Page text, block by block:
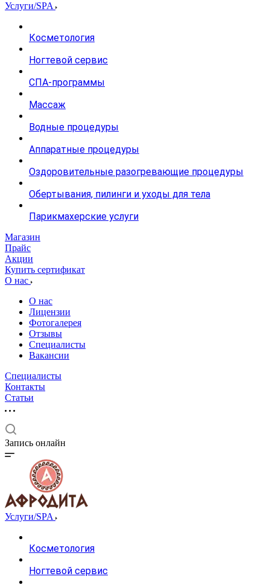
Услуги/SPA
Косметология
Ногтевой сервис
СПА-программы
Массаж
Водные процедуры
Аппаратные процедуры
Оздоровительные разогревающие процедуры
Обертывания, пилинги и уходы для тела
Парикмахерские услуги
Магазин
Прайс
Акции
Купить сертификат
О нас
О нас
Лицензии
Фотогалерея
Отзывы
Специалисты
Вакансии
Специалисты
Контакты
Статьи
Запись онлайн
Услуги/SPA
Косметология
Ногтевой сервис